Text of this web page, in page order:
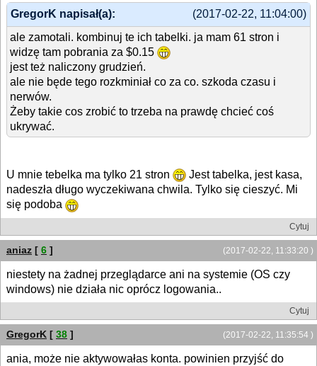
(2017-02-22, 11:04:00)
GregorK napisał(a):
ale zamotali. kombinuj te ich tabelki. ja mam 61 stron i
widzę tam pobrania za $0.15
jest też naliczony grudzień.
ale nie będe tego rozkminiał co za co. szkoda czasu i
nerwów.
Żeby takie cos zrobić to trzeba na prawdę chcieć coś
ukrywać.
U mnie tebelka ma tylko 21 stron
Jest tabelka, jest kasa,
nadeszła długo wyczekiwana chwila. Tylko się cieszyć. Mi
się podoba
Cytuj
(2017-02-22, 11:33:20 )
aniaz [ 6 ]
niestety na żadnej przeglądarce ani na systemie (OS czy
windows) nie działa nic oprócz logowania..
Cytuj
(2017-02-22, 11:35:54 )
GregorK [ 38 ]
ania, może nie aktywowałas konta. powinien przyjść do